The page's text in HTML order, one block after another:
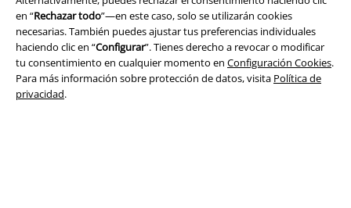
en “Rechazar todo”—en este caso, solo se utilizarán cookies
necesarias. También puedes ajustar tus preferencias individuales
haciendo clic en “Configurar”. Tienes derecho a revocar o modificar
tu consentimiento en cualquier momento en Configuración Cookies.
Para más información sobre protección de datos, visita Política de
privacidad.
Ley protección de datos
Eliminación de residuos y protección del medioambiente
Declaración de Conformidad